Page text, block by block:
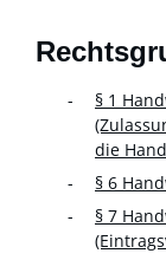
§ 1
die
§ 6
§ 7